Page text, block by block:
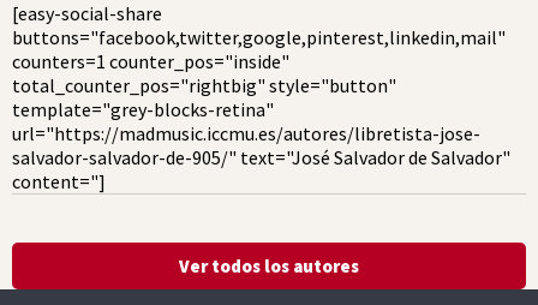
[easy-social-share
buttons="facebook,twitter,google,pinterest,linkedin,mail"
counters=1 counter_pos="inside"
total_counter_pos="rightbig" style="button"
template="grey-blocks-retina"
url="https://madmusic.iccmu.es/autores/libretista-jose-
salvador-salvador-de-905/" text="José Salvador de Salvador"
content="]
Ver todos los autores